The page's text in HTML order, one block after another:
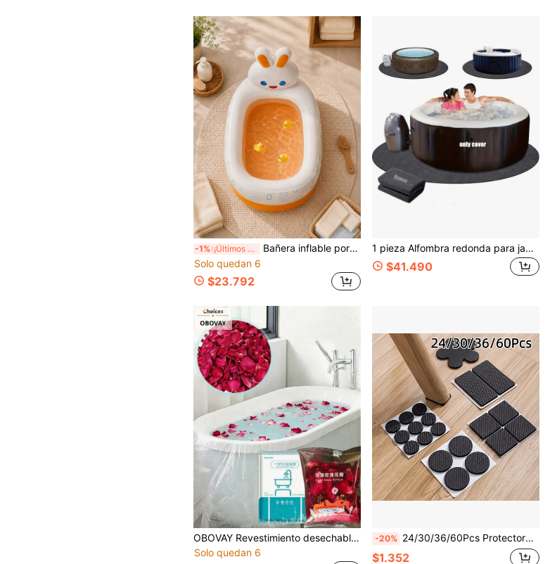
-1% ¡Últimos 2 días
Bañera inflable portátil de PVC con bomba de pie, bañera mini plegable, piscina de juegos de agua pequeña y linda y bañera para mascotas, bañera de viaje ligera, fácil de inflar, ahorradora de espacio, multiusos para baño, jardín, balcón, camping, uso al aire libre, regalo de vacaciones
Solo quedan 6
$23.792
1 pieza Alfombra redonda para jacuzzi - Antideslizante, respaldo impermeable, reutilizable & lavable Protector de piscina exterior para piscinas sobre el suelo Accesorios de jacuzzi Cubiertas de piscina para piscinas sobre el suelo
$41.490
OBOVAY Revestimiento desechable para bañera, bolsa de plástico para bañera de tamaño extra grande reforzada y portátil, empaquetada individualmente, bolsa de baño desechable, cubierta para bañera, adecuada para hoteles, salones, SPAs, hogares y viajes, bañeras de hotel, película de plástico para ducha, accesorios de viaje
Solo quedan 6
-20% 24/30/36/60Pcs Protectores de patas de silla que reducen el ruido, almohadillas antideslizantes para muebles para sillas y mesas de comedor, material duradero con tapas de metal - Otros tipos, creando un ambiente hogareño tranquilo
$1.352